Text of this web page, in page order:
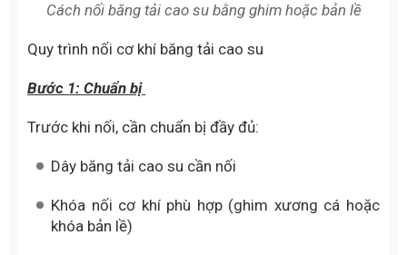
Cách nối băng tải cao su bằng ghim hoặc bản lề
Quy trình nối cơ khí băng tải cao su
Bước 1: Chuẩn bị
Trước khi nối, cần chuẩn bị đầy đủ:
Dây băng tải cao su cần nối
Khóa nối cơ khí phù hợp (ghim xương cá hoặc
khóa bản lề)